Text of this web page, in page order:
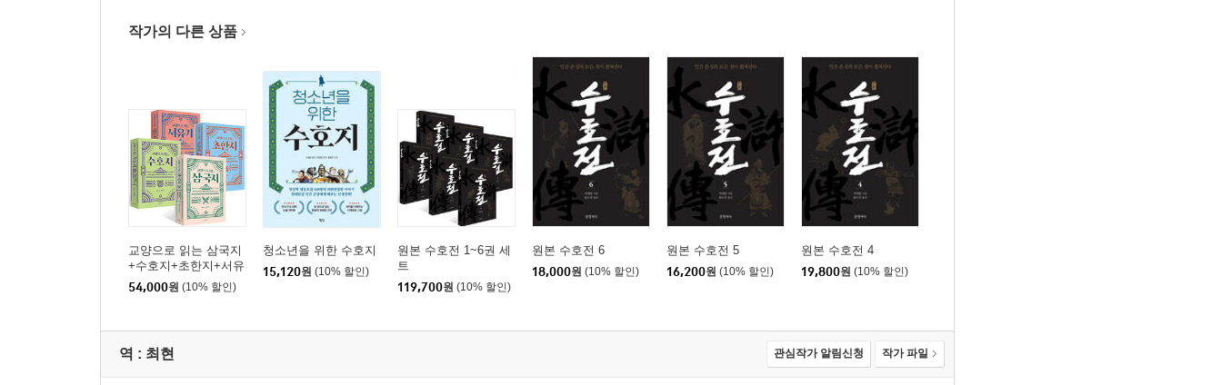
작가의 다른 상품
교양으로 읽는 삼국지
+수호지+초한지+서유
기
54,000원 (10% 할인)
청소년을 위한 수호지
15,120원 (10% 할인)
원본 수호전 1~6권 세
트
119,700원 (10% 할인)
원본 수호전 6
18,000원 (10% 할인)
원본 수호전 5
16,200원 (10% 할인)
원본 수호전 4
19,800원 (10% 할인)
역 : 최현 관심작가 알림신청 작가 파일